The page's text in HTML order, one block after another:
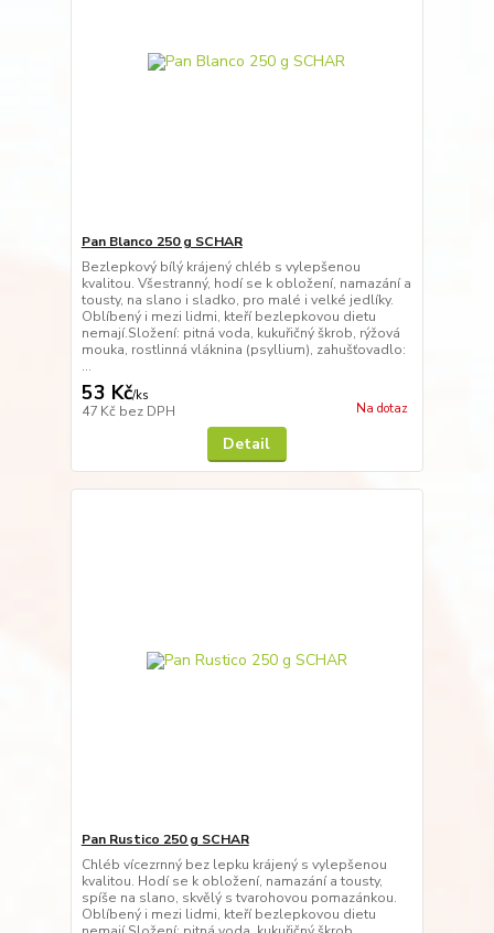
Pan Blanco 250 g SCHAR
Bezlepkový bílý krájený chléb s vylepšenou
kvalitou. Všestranný, hodí se k obložení, namazání a
tousty, na slano i sladko, pro malé i velké jedlíky.
Oblíbený i mezi lidmi, kteří bezlepkovou dietu
nemají.Složení: pitná voda, kukuřičný škrob, rýžová
mouka, rostlinná vláknina (psyllium), zahušťovadlo:
...
53 Kč/ks
47 Kč bez DPH Na dotaz
Detail
Pan Rustico 250 g SCHAR
Chléb vícezrnný bez lepku krájený s vylepšenou
kvalitou. Hodí se k obložení, namazání a tousty,
spíše na slano, skvělý s tvarohovou pomazánkou.
Oblíbený i mezi lidmi, kteří bezlepkovou dietu